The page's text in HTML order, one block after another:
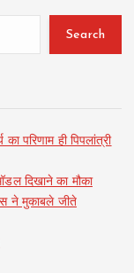
Search
परिणाम ही पिपलांत्री
दिखाने का मौका
ने मुकाबले जीते